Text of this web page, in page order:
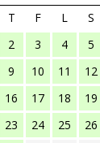
T F L
S
2 3 4
5
9 10 11
12
16 17 18
19
23 24 25
26